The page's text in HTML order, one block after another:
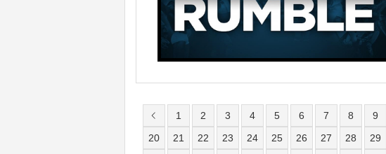
1 2 3 4 5 6 7 8 9
20
21 22 23 24 25 26 27 28 29